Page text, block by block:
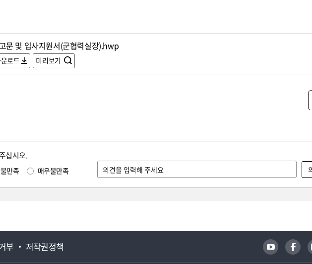
문 및 입사지원서(군협력실장).hwp
로드 미리보기
십시오.
불만족 매우불만족
부 저작권정책